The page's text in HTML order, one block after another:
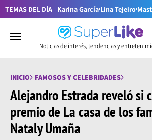
TEMAS DEL DÍA Karina García Lina Tejeiro
Noticias de interés, tendencias y
INICIO FAMOSOS Y CELEBRIDADES
Alejandro Estrada reveló si
premio de La casa de los
Nataly Umaña